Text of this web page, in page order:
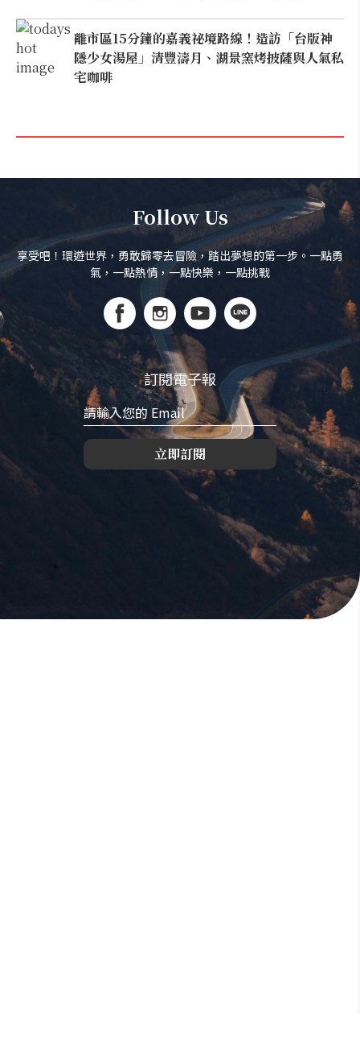
離市區15分鐘的嘉義祕境路線！造訪「台版神
隱少女湯屋」清豐濤月、湖景窯烤披薩與人氣私
宅咖啡
Follow Us
享受吧！環遊世界，勇敢歸零去冒險，踏出夢想的第一步。一點勇
氣，一點熱情，一點快樂，一點挑戰
訂閱電子報
立即訂閱